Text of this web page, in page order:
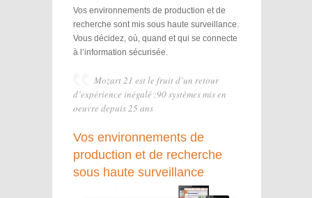
Vos environnements de production et de
recherche sont mis sous haute surveillance.
Vous décidez, où, quand et qui se connecte
à l’information sécurisée.
Mozart 21 est le fruit d’un retour
d’expérience inégalé :90 systèmes mis en
oeuvre depuis 25 ans
Vos environnements de
production et de recherche
sous haute surveillance